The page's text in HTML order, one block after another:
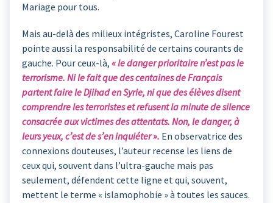
Mariage pour tous.
Mais au-delà des milieux intégristes, Caroline Fourest
pointe aussi la responsabilité de certains courants de
gauche. Pour ceux-là, « le danger prioritaire n’est pas le
terrorisme. Ni le fait que des centaines de Français
partent faire le Djihad en Syrie, ni que des élèves disent
comprendre les terroristes et refusent la minute de silence
consacrée aux victimes des attentats. Non, le danger, à
leurs yeux, c’est de s’en inquiéter ». En observatrice des
connexions douteuses, l’auteur recense les liens de
ceux qui, souvent dans l’ultra-gauche mais pas
seulement, défendent cette ligne et qui, souvent,
mettent le terme « islamophobie » à toutes les sauces.